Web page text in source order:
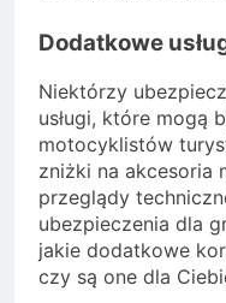
Dodatkowe
Niektórzy
usługi, które mogą
motocyklistów
zniżki na akcesoria
przeglądy
ubezpieczenia dla
jakie dodatkowe
czy są one dla